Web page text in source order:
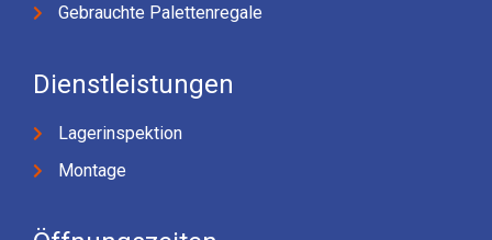
Gebrauchte Palettenregale
Dienstleistungen
Lagerinspektion
Montage